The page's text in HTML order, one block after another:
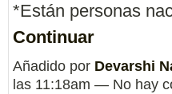
*Están personas
Continuar
Añadido por Devarshi
las 11:18am — No hay